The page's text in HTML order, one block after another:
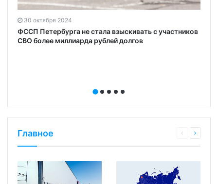
30 октября 2024
ФССП Петербурга не стала взыскивать с участников
СВО более миллиарда рублей долгов
Главное